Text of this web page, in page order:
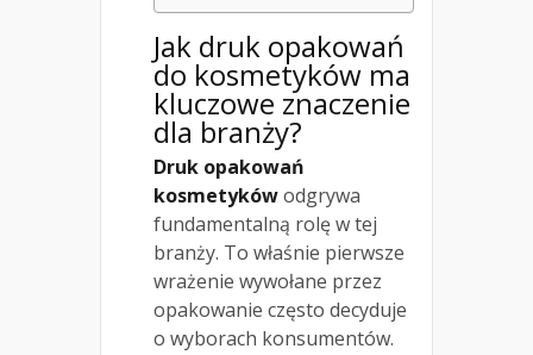
Jak druk opakowań
do kosmetyków ma
kluczowe znaczenie
dla branży?
Druk opakowań
kosmetykówodgrywa
fundamentalną rolę w tej
branży. To właśnie pierwsze
wrażenie wywołane przez
opakowanie często decyduje
o wyborach konsumentów.